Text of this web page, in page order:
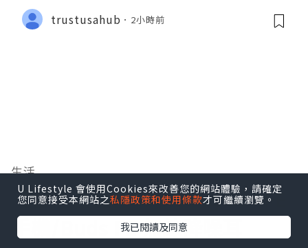
trustusahub 2小時前
生活
【智能產品】Samsung S23 FE
手機/Buds FE 無線降噪耳
U Lifestyle 會使用Cookies來改善您的網站體驗，請確定
您同意接受本網站之私隱政策和使用條款才可繼續瀏覽。
我已閱讀及同意